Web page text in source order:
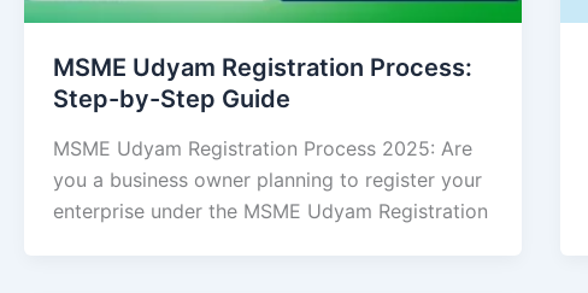
MSME Udyam Registration Process:
Step-by-Step Guide
MSME Udyam Registration Process 2025: Are
you a business owner planning to register your
enterprise under the MSME Udyam Registration